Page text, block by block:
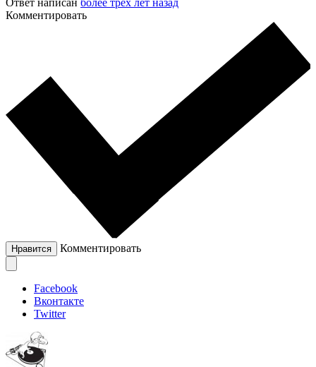
Комментировать
Нравится Комментировать
Facebook
Вконтакте
Twitter